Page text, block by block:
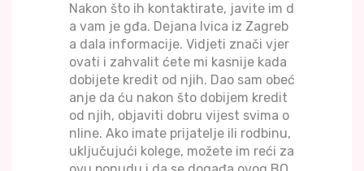
Nakon što ih kontaktirate, javite im d
a vam je gđa. Dejana Ivica iz Zagreb
a dala informacije. Vidjeti znači vjer
ovati i zahvalit ćete mi kasnije kada
dobijete kredit od njih. Dao sam obeć
anje da ću nakon što dobijem kredit
od njih, objaviti dobru vijest svima o
nline. Ako imate prijatelje ili rodbinu,
uključujući kolege, možete im reći za